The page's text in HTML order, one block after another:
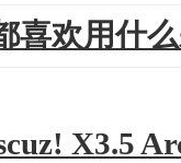
喜欢用什
X3.5